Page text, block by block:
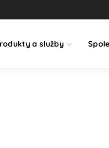
a služby